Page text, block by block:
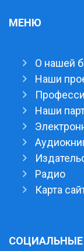
МЕНЮ
О нашей
Наши
Наши
Радио
Карта
СОЦИАЛЬНЫЕ